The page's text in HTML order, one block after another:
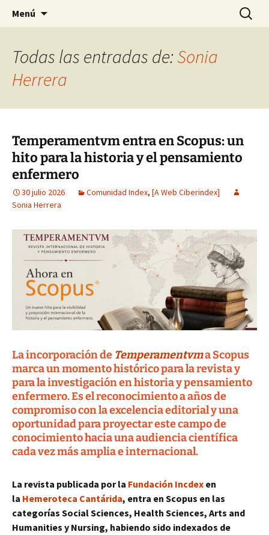
NOOSFERA
Noticiario de la Fundación Index
Menú Buscar:
Todas las entradas de:Sonia
Herrera
Temperamentvm entra en Scopus: un
hito para la historia y el pensamiento
enfermero
30 julio 2026 Comunidad Index, [A Web Ciberindex]
Sonia Herrera
La incorporación de Temperamentvma Scopus
marca un momento histórico para la revista y
para la investigación en historia y pensamiento
enfermero. Es el reconocimiento a años de
compromiso con la excelencia editorial y una
oportunidad para proyectar este campo de
conocimiento hacia una audiencia científica
cada vez más amplia e internacional.
La revista publicada por la Fundación Incdex en
la Hemeroteca Cantárida, entra en Scopus en las
categorías Social Sciences, Health Sciences, Arts and
Humanities y Nursing, habiendo sido indexados de